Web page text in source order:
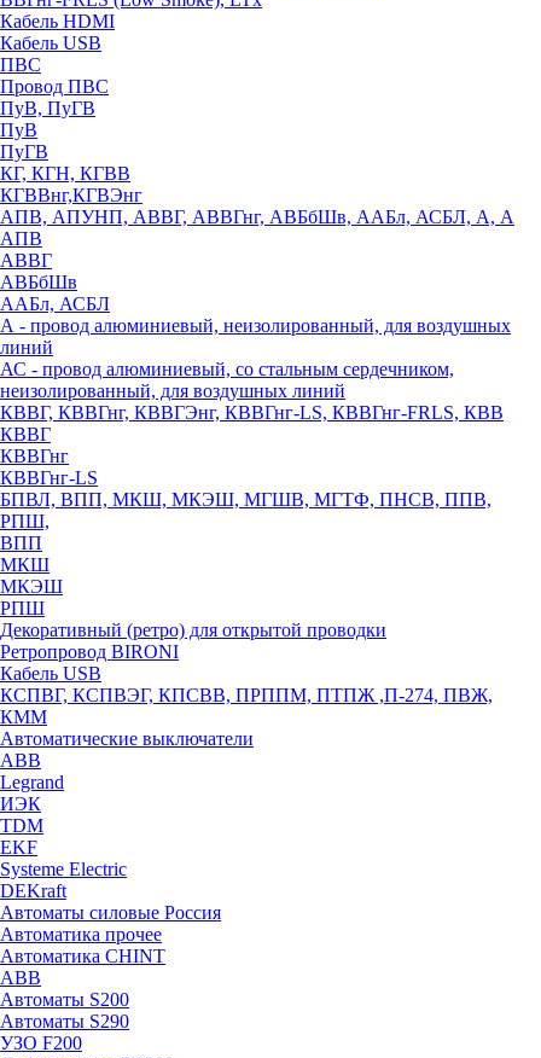
Кабель HDMI
Кабель USB
ПВС
Провод ПВС
ПуВ, ПуГВ
ПуВ
ПуГВ
КГ, КГН, КГВВ
КГВВнг,КГВЭнг
АПВ, АПУНП, АВВГ, АВВГнг, АВБбШв, ААБл, АСБЛ, А, А
АПВ
АВВГ
АВБбШв
ААБл, АСБЛ
А - провод алюминиевый, неизолированный, для воздушных
линий
АС - провод алюминиевый, со стальным сердечником,
неизолированный, для воздушных линий
КВВГ, КВВГнг, КВВГЭнг, КВВГнг-LS, КВВГнг-FRLS, КВВ
КВВГ
КВВГнг
КВВГнг-LS
БПВЛ, ВПП, МКШ, МКЭШ, МГШВ, МГТФ, ПНСВ, ППВ,
РПШ,
ВПП
МКШ
МКЭШ
РПШ
Декоративный (ретро) для открытой проводки
Ретропровод BIRONI
Кабель USB
КСПВГ, КСПВЭГ, КПСВВ, ПРППМ, ПТПЖ ,П-274, ПВЖ,
КММ
Автоматические выключатели
ABB
Legrand
ИЭК
TDM
EKF
Systeme Electric
DEKraft
Автоматы силовые Россия
Автоматика прочее
Автоматика CHINT
ABB
Автоматы S200
Автоматы S290
УЗО F200